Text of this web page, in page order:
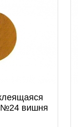
№24 вишня